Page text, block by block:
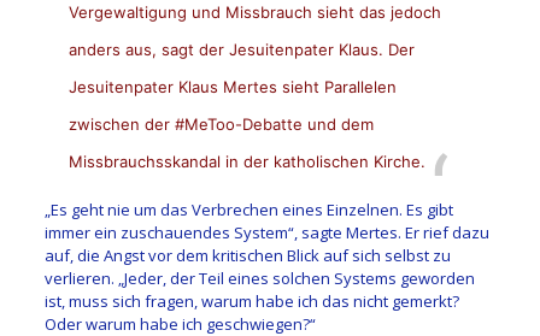
Vergewaltigung und Missbrauch sieht das jedoch
anders aus, sagt der Jesuitenpater Klaus. Der
Jesuitenpater Klaus Mertes sieht Parallelen
zwischen der #MeToo-Debatte und dem
Missbrauchsskandal in der katholischen Kirche.
„Es geht nie um das Verbrechen eines Einzelnen. Es gibt
immer ein zuschauendes System“, sagte Mertes. Er rief dazu
auf, die Angst vor dem kritischen Blick auf sich selbst zu
verlieren. „Jeder, der Teil eines solchen Systems geworden
ist, muss sich fragen, warum habe ich das nicht gemerkt?
Oder warum habe ich geschwiegen?“